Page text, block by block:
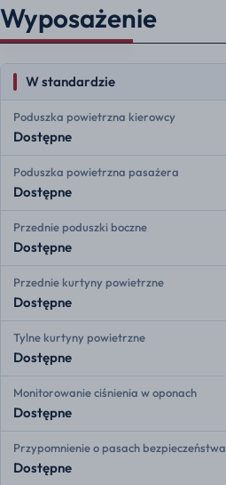
Wyposażenie
W standardzie
Poduszka powietrzna kierowcy
Dostępne
Poduszka powietrzna pasażera
Dostępne
Przednie poduszki boczne
Dostępne
Przednie kurtyny powietrzne
Dostępne
Tylne kurtyny powietrzne
Dostępne
Monitorowanie ciśnienia w oponach
Dostępne
Przypomnienie o pasach bezpieczeństwa
Dostępne